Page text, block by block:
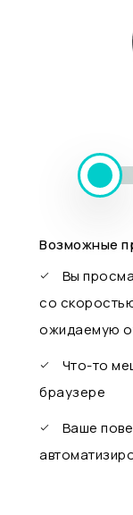
Возможные
Вы
со
ожидаемую
Что-то
браузере
Ваше